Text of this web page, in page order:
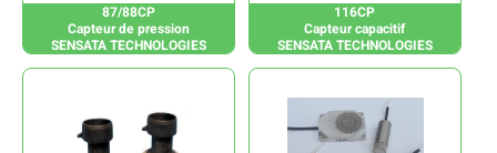
87/88CP
Capteur de pression
SENSATA TECHNOLOGIES
116CP
Capteur capacitif
SENSATA TECHNOLOGIES